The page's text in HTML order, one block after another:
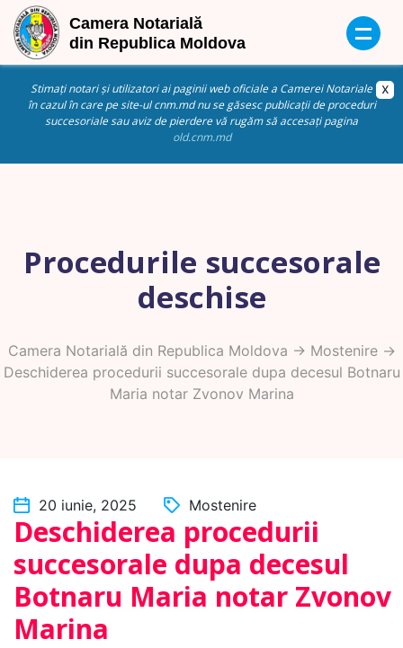
Stimați notari și utilizatori ai paginii web oficiale a Camerei Notariale
în cazul în care pe site-ul cnm.md nu se găsesc publicații de proceduri
succesoriale sau aviz de pierdere vă rugăm să accesați pagina
old.cnm.md
Procedurile succesorale
deschise
Camera Notarială din Republica Moldova -> Mostenire->
Deschiderea procedurii succesorale dupa decesul Botnaru
Maria notar Zvonov Marina
20 iunie, 2025 Mostenire
Deschiderea procedurii
succesorale dupa decesul
Botnaru Maria notar Zvonov
Marina